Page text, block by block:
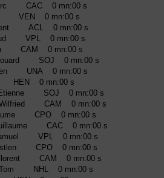
CAC 0 mn:00 s
VEN 0 mn:00 s
ACL 0 mn:00 s
VPL 0 mn:00 s
CAM 0 mn:00 s
SOJ 0 mn:00 s
UNA 0 mn:00 s
HEN 0 mn:00 s
Etienne SOJ 0 mn:00 s
Wilfried CAM 0 mn:00 s
CPO 0 mn:00 s
CAC 0 mn:00 s
VPL 0 mn:00 s
CPO 0 mn:00 s
Florent CAM 0 mn:00 s
Tom NHL 0 mn:00 s